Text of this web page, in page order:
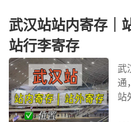
武汉站站内寄存｜
站行李寄存
武
通
站